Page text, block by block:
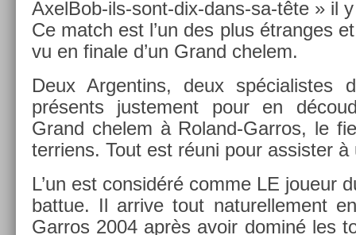
AxelBob-ils-sont-dix-dans-sa-tête » il
Ce match est l’un des plus étran­ges
vu en fin­ale d’un Grand chelem.
Deux Ar­gentins, deux spécialis­tes
présents just­e­ment pour en
Grand chelem à Roland-Garros, le
ter­riens. Tout est réuni pour as­sist­er
L’un est con­sidéré comme LE joueur
bat­tue. Il ar­rive tout naturel­le­ment
Garros 2004 après avoir dominé les